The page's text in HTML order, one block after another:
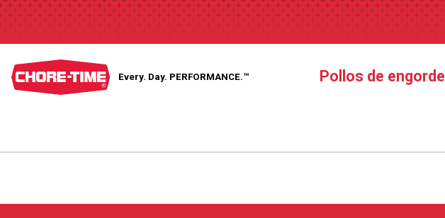
Every. Day. PERFORMANCE.™ Pollos de engorde